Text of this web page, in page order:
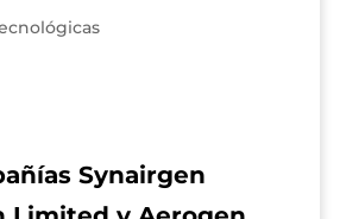
Synairgen